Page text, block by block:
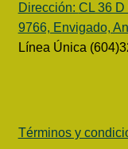
Dirección: CL 36
9766, Envigado,
Línea Única
Términos y